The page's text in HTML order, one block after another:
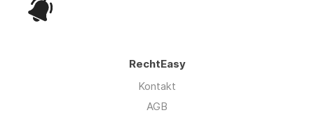
RechtEasy
Kontakt
AGB